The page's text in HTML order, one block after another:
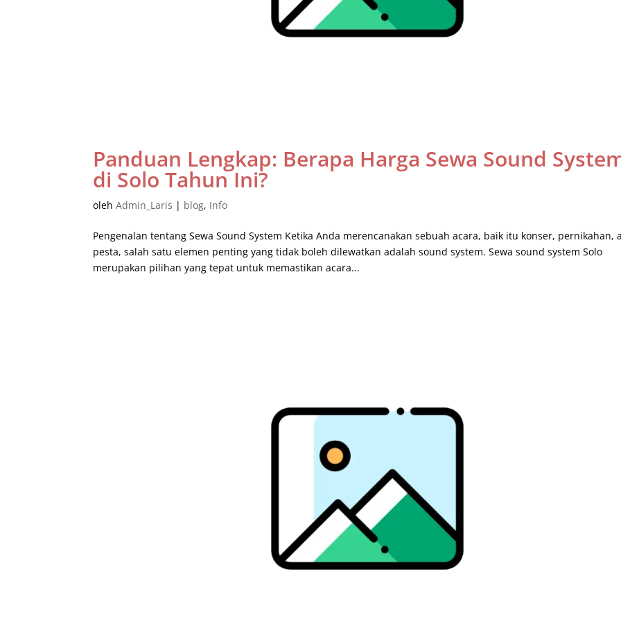
Panduan Lengkap: Berapa Harga Sewa Sound
di Solo Tahun Ini?
olehAdmin_Laris | blog, Info
Pengenalan tentang Sewa Sound System Ketika Anda merencanakan sebuah acara, baik itu konser, pernikahan,
pesta, salah satu elemen penting yang tidak boleh dilewatkan adalah sound system. Sewa sound system Solo
merupakan pilihan yang tepat untuk memastikan acara...